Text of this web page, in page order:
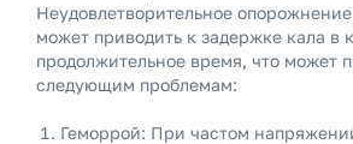
Неудовлетворительное
может приводить к задержке кала в
продолжительное время, что может
следующим проблемам:
Геморрой: При частом